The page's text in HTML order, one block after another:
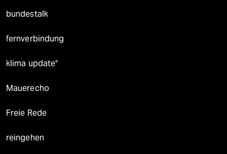
bundestalk
fernverbindung
klima update°
Mauerecho
Freie Rede
reingehen